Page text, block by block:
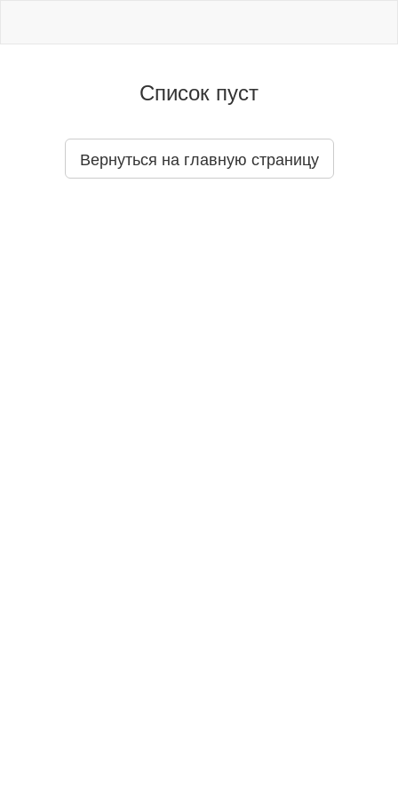
Список пуст
Вернуться на главную страницу